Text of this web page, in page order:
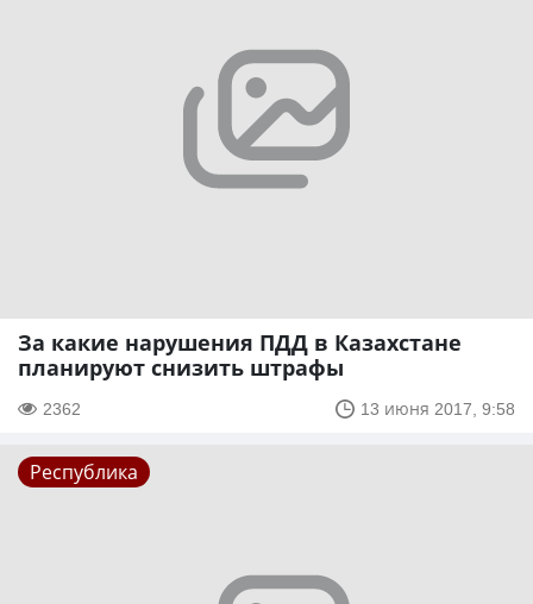
За какие нарушения ПДД в Казахстане
планируют снизить штрафы
2362 13 июня 2017, 9:58
Республика